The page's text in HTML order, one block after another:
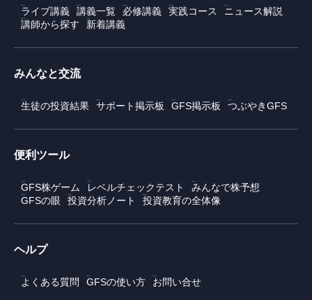
ライブ講義 講義一覧 必修講義 実践コース
ニュース解説
講師から探す
新着講義
みんなと交流
生徒の投資結果 サポート掲示板 GFS掲示板 つぶやきGFS
便利ツール
GFS株ゲーム レベルチェックテスト
みんなで株予想
GFSの眼
投資分析ノート 投資教育の全体像
ヘルプ
よくある質問 GFSの使い方 お問い合せ